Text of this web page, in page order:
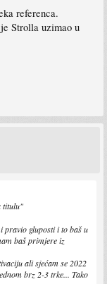
referenca.
Strolla uzimao u
titulu"
pravio gluposti i to baš u
baš primjere iz
ali sjećam se 2022
brz 2-3 trke... Tako